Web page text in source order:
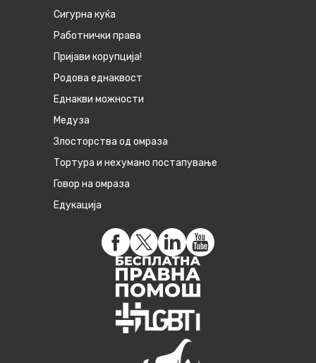
Сигурна куќа
Работнички права
Пријави корупција!
Родова еднаквост
Eднакви можности
Медуза
Злосторства од омраза
Тортура и нехумано постапување
Говор на омраза
Едукација